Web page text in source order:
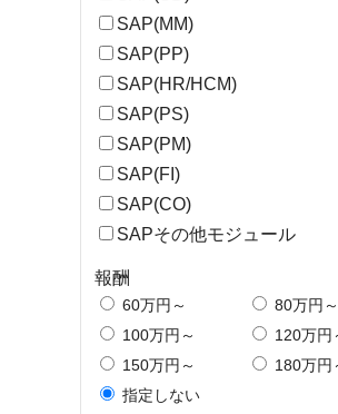
SAP(MM)
SAP(PP)
SAP(HR/HCM)
SAP(PS)
SAP(PM)
SAP(FI)
SAP(CO)
SAPその他モジュール
報酬
60万円～
80万円～
100万円～
120万円
150万円～
180万円
指定しない